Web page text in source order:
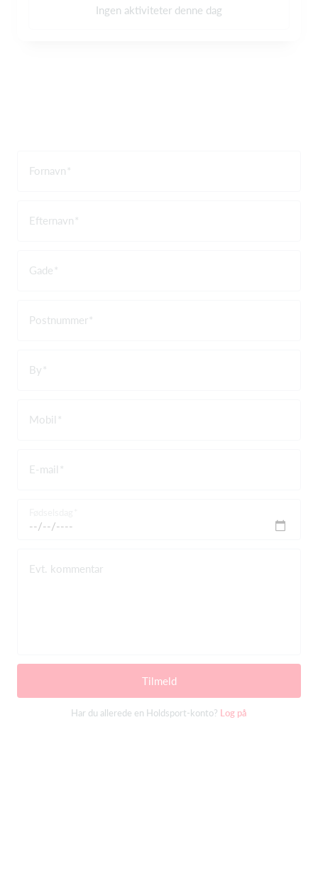
Ingen aktiviteter denne dag
Fornavn
Efternavn
Gade
Postnummer
By
Mobil
E-mail
Evt. kommentar
Tilmeld
Har du allerede en Holdsport-konto? Log på